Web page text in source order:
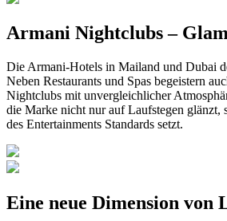
Armani Nightclubs –
Die Armani-Hotels in Mailand und Dubai
Neben Restaurants und Spas begeistern
Nightclubs mit unvergleichlicher
die Marke nicht nur auf Laufstegen glänzt,
des Entertainments Standards setzt.
Eine neue Dimension von